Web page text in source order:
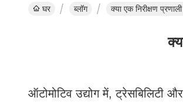
घर ब्लॉग क्या एक निरीक्षण
ऑटोमोटिव उद्योग में, ट्रेसबिलिटी